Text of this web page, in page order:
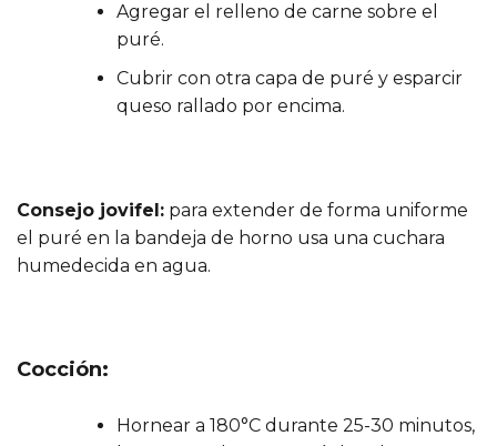
Agregar el relleno de carne sobre el
puré.
Cubrir con otra capa de puré y esparcir
queso rallado por encima.
Consejo jovifel: para extender de forma uniforme
el puré en la bandeja de horno usa una cuchara
humedecida en agua.
Cocción:
Hornear a 180°C durante 25-30 minutos,